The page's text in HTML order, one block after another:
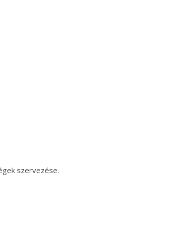
szervezése.